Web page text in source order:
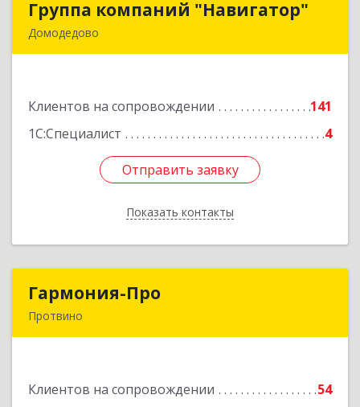
Группа компаний "Навигатор"
Домодедово
Клиентов на сопровождении
141
1С:Специалист
4
Отправить заявку
Показать контакты
Группа компаний "Навигатор"
Подробнее
Отправить заявку
Назад
Гармония-Про
Протвино
Клиентов на сопровождении
54
Подробнее